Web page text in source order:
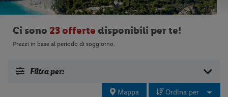
Ci sono 23 offerte disponibili per te!
Prezzi in base al periodo di soggiorno.
Filtra per:
Mappa Ordina per